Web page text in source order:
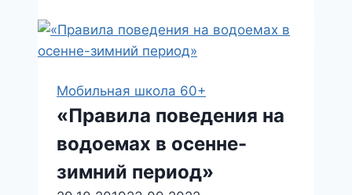
и
занятий
укреплению
здоровья
в
Тихвинской
сельской
Мобильная школа 60+
«Правила поведения на
водоемах в осенне-
зимний период»